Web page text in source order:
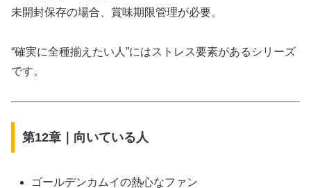
未開封保存の場合、賞味期限管理が必要。
“確実に全種揃えたい人”にはストレス要素があるシリーズ
です。
第12章｜向いている人
ゴールデンカムイの熱心なファン